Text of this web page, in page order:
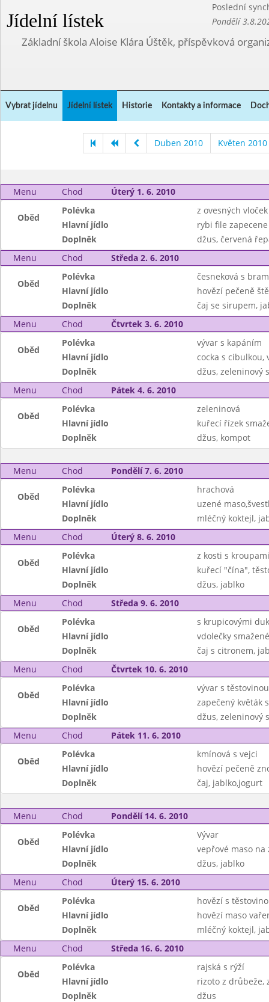
Jídelní lístek
Poslední
Pondělí
Základní škola Aloise Klára Úštěk, příspěvková
Vybrat jídelnu Jídelní lístek Historie Kontakty a informace
Duben 2010 Květen 2010
Menu Chod Úterý 1. 6. 2010
Oběd
Polévka
z ovesných vloček
Hlavní jídlo
rybi file
Doplněk
džus, červená
Menu
Chod Středa 2. 6. 2010
Oběd
Polévka
česneková s
Hlavní jídlo
hovězí pečeně
Doplněk
čaj se sirupem,
Menu
Chod Čtvrtek 3. 6. 2010
Oběd
Polévka
vývar s kapáním
Hlavní jídlo
cocka s cibulkou,
Doplněk
džus, zeleninový
Menu
Chod Pátek 4. 6. 2010
Oběd
Polévka
zeleninová
Hlavní jídlo
kuřecí řízek
Doplněk
džus, kompot
Menu Chod Pondělí 7. 6. 2010
Oběd
Polévka
hrachová
Hlavní jídlo
uzené
Doplněk
mléčný koktejl,
Menu
Chod Úterý 8. 6. 2010
Oběd
Polévka
z kosti s kroupami
Hlavní jídlo
kuřecí "čína",
Doplněk
džus, jablko
Menu
Chod Středa 9. 6. 2010
Oběd
Polévka
s krupicovými
Hlavní jídlo
vdolečky smažené
Doplněk
čaj s citronem,
Menu
Chod Čtvrtek 10. 6. 2010
Oběd
Polévka
vývar s těstovinou
Hlavní jídlo
zapečený květák
Doplněk
džus, zeleninový
Menu
Chod Pátek 11. 6. 2010
Oběd
Polévka
kmínová s vejci
Hlavní jídlo
hovězí pečeně
Doplněk
čaj, jablko,jogurt
Menu Chod Pondělí 14. 6. 2010
Oběd
Polévka
Vývar
Hlavní jídlo
vepřové maso
Doplněk
džus, jablko
Menu
Chod Úterý 15. 6. 2010
Oběd
Polévka
hovězí s
Hlavní jídlo
hovězí maso
Doplněk
mléčný koktejl,
Menu
Chod Středa 16. 6. 2010
Oběd
Polévka
rajská s rýží
Hlavní jídlo
rizoto z drůbeže,
Doplněk
džus